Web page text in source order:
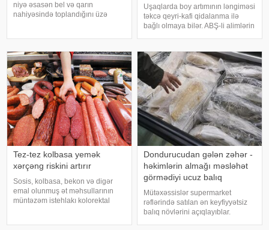
niyə əsasən bel və qarın
nahiyəsində toplandığını üzə
müşahidə edir. Bu isə təkcə esteti
Uşaqlarda boy artımının ləngiməsi
təkcə qeyri-kafi qidalanma ilə
bağlı olmaya bilər. ABŞ-li alimlərin
bakteriyalar hələ ana bətnində
olarkən körpənin inkişafın
Tez-tez kolbasa yemək
xərçəng riskini artırır
Sosis, kolbasa, bekon və digər
emal olunmuş ət məhsullarının
müntəzəm istehlakı kolorektal
Dondurucudan gələn zəhər -
həkimlərin almağı məsləhət
görmədiyi ucuz balıq
Mütəxəssislər supermarket
rəflərində satılan ən keyfiyyətsiz
balıq növlərini açıqlayıblar.